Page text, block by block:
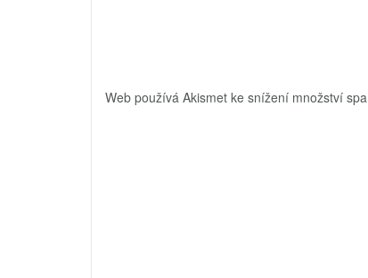
Web používá Akismet ke snížení množství